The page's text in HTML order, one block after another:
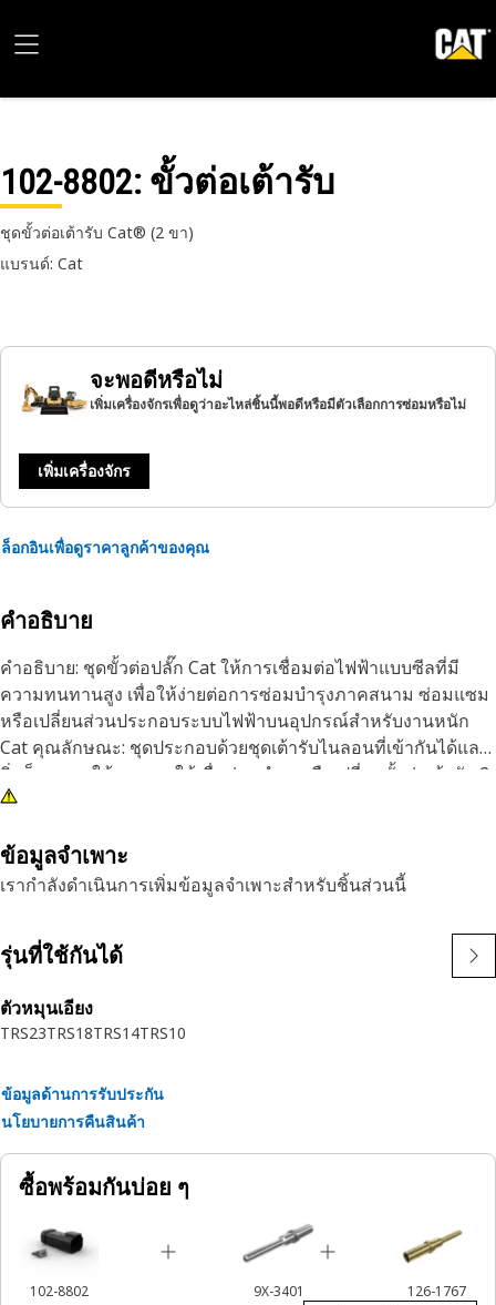
102-8802: ขั้วต่อเต้ารับ
ชุดขั้วต่อเต้ารับ Cat® (2 ขา)
แบรนด์: Cat
จะพอดีหรือไม่
เพิ่มเครื่องจักรเพื่อดูว่าอะไหล่ชิ้นนี้พอดีหรือมีตัวเลือกการซ่อมหรือไม่
เพิ่มเครื่องจักร
ล็อกอินเพื่อดูราคาลูกค้าของคุณ
คำอธิบาย
คําอธิบาย: ชุดขั้วต่อปลั๊ก Cat ให้การเชื่อมต่อไฟฟ้าแบบซีลที่มี
ความทนทานสูง เพื่อให้ง่ายต่อการซ่อมบํารุงภาคสนาม ซ่อมแซม
หรือเปลี่ยนส่วนประกอบระบบไฟฟ้าบนอุปกรณ์สําหรับงานหนัก
Cat คุณลักษณะ: ชุดประกอบด้วยชุดเต้ารับไนลอนที่เข้ากันได้และ
ลิ่มล็อก การใช้งาน: ชุดใช้เพื่อซ่อมบํารุงหรือเปลี่ยนขั้วต่อเต้ารับ 2
ขา โปรดศึกษาคู่มือผู้ใช้ของคุณหรือติดต่อตัวแทนจําหน่าย Cat ใน
ข้อมูลจำเพาะ
เรากำลังดำเนินการเพิ่มข้อมูลจำเพาะสำหรับชิ้นส่วนนี้
รุ่นที่ใช้กันได้
ตัวหมุนเอียง
TRS23TRS18TRS14TRS10
ข้อมูลด้านการรับประกัน
นโยบายการคืนสินค้า
ซื้อพร้อมกันบ่อย ๆ
102-8802 9X-3401 126-1767